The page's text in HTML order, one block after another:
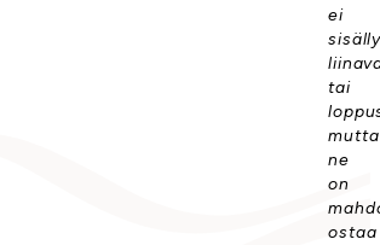
ei
tai
mutta
ne
on
ostaa